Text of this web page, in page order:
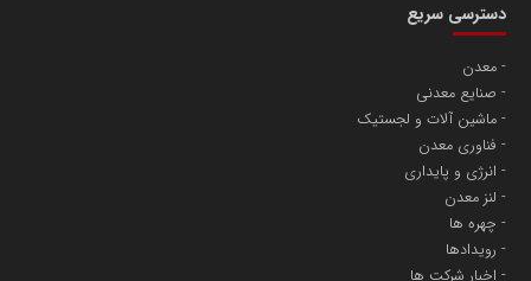
دسترسی سریع
معدن
صنایع معدنی
ماشین آلات و لجستیک
فناوری معدن
انرژی و پایداری
لنز معدن
چهره ها
رویدادها